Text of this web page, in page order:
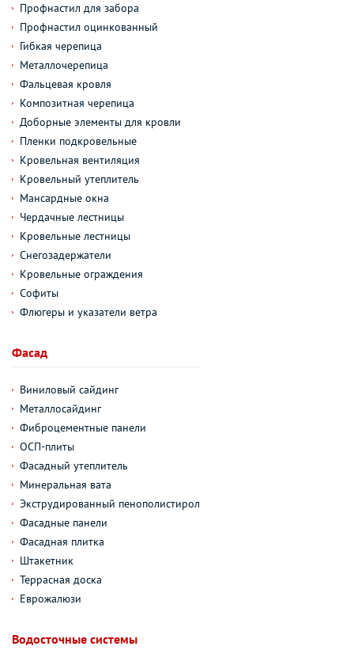
Профнастил для забора
Профнастил оцинкованный
Гибкая черепица
Металлочерепица
Фальцевая кровля
Композитная черепица
Доборные элементы для кровли
Пленки подкровельные
Кровельная вентиляция
Кровельный утеплитель
Мансардные окна
Чердачные лестницы
Кровельные лестницы
Снегозадержатели
Кровельные ограждения
Софиты
Флюгеры и указатели ветра
Фасад
Виниловый сайдинг
Металлосайдинг
Фиброцементные панели
ОСП-плиты
Фасадный утеплитель
Минеральная вата
Экструдированный пенополистирол
Фасадные панели
Фасадная плитка
Штакетник
Террасная доска
Еврожалюзи
Водосточные системы